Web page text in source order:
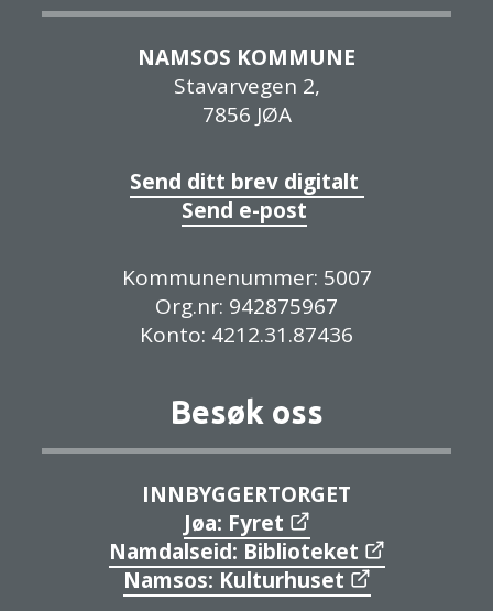
NAMSOS KOMMUNE
Stavarvegen 2,
7856 JØA
Send ditt brev digitalt
Send e-post
Kommunenummer: 5007
Org.nr: 942875967
Konto: 4212.31.87436
Besøk oss
INNBYGGERTORGET
Jøa: Fyret
Namdalseid: Biblioteket
Namsos: Kulturhuset